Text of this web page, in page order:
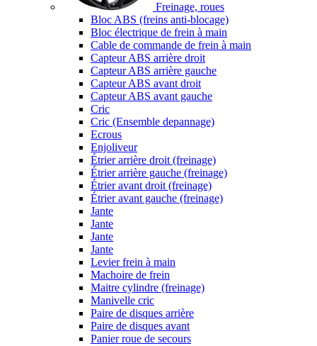
Freinage, roues
Bloc ABS (freins anti-blocage)
Bloc électrique de frein à main
Cable de commande de frein à main
Capteur ABS arrière droit
Capteur ABS arrière gauche
Capteur ABS avant droit
Capteur ABS avant gauche
Cric
Cric (Ensemble depannage)
Ecrous
Enjoliveur
Étrier arrière droit (freinage)
Étrier arrière gauche (freinage)
Étrier avant droit (freinage)
Étrier avant gauche (freinage)
Jante
Jante
Jante
Jante
Levier frein à main
Machoire de frein
Maitre cylindre (freinage)
Manivelle cric
Paire de disques arrière
Paire de disques avant
Panier roue de secours